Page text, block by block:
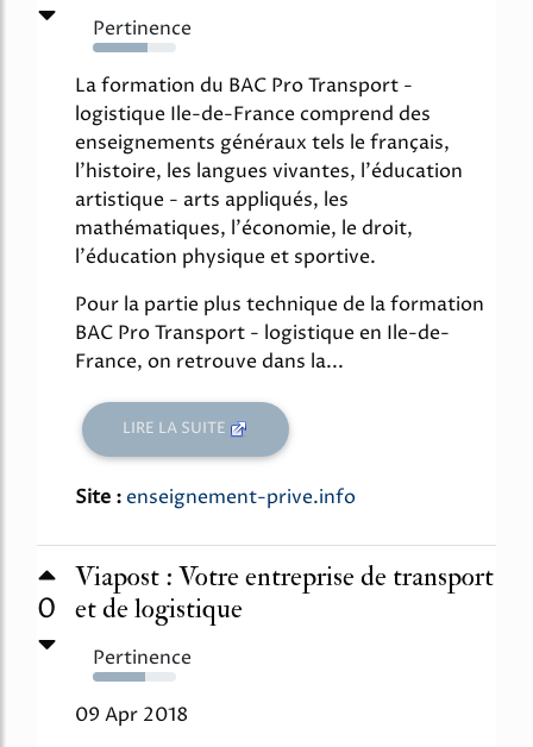
Pertinence
65%
La formation du BAC Pro Transport -
logistique Ile-de-France comprend des
enseignements généraux tels le français,
l'histoire, les langues vivantes, l'éducation
artistique - arts appliqués, les
mathématiques, l'économie, le droit,
l'éducation physique et sportive.
Pour la partie plus technique de la formation
BAC Pro Transport - logistique en Ile-de-
France, on retrouve dans la...
LIRE LA SUITE
Site :enseignement-prive.info
0
Viapost : Votre entreprise de transport
et de logistique
Pertinence
63%
09 Apr 2018